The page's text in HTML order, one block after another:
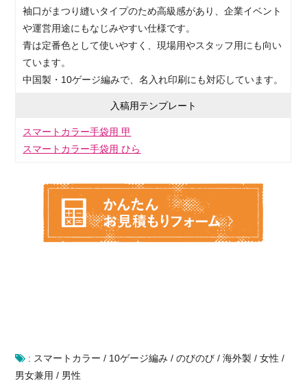
袖口がまつり縫いタイプのため高級感があり、企業イベント
や運営用途にもなじみやすい仕様です。
青は定番色として使いやすく、現場用やスタッフ用にも向い
ています。
中国製・10ゲージ編みで、名入れ印刷にも対応しています。
入稿用テンプレート
スマートカラー手袋用 甲
スマートカラー手袋用 ひら
: スマートカラー / 10ゲージ編み /のびのび /海外製 /女性 /
男女兼用 / 男性